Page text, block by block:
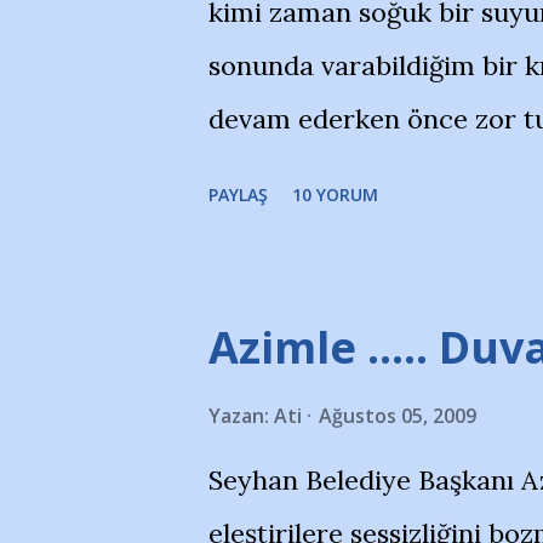
yanısıra, bu takımlara ait
Bursa Büyükşehir
merkezlerini de
kimi zaman soğuk bir
sonunda varabildiğim bir
devam ederken önce zor
Temsilcisi Faruk Zapçı’nın
Hikayesi’ne başlıyorum…
kenarında 7 yaşında kara
PAYLAŞ 10 YORUM
Azimle .....
Yazan: Ati Ağustos 05, 2009
Seyhan Belediye Başkanı
eleştirilere sessizliğini